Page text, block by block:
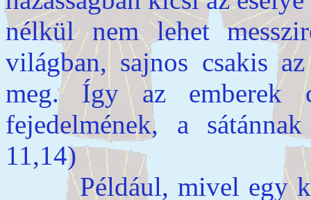
nélkül nem lehet
világban, sajnos csakis
meg. Így az emberek
fejedelmének, a
11,14)
Például, mivel egy